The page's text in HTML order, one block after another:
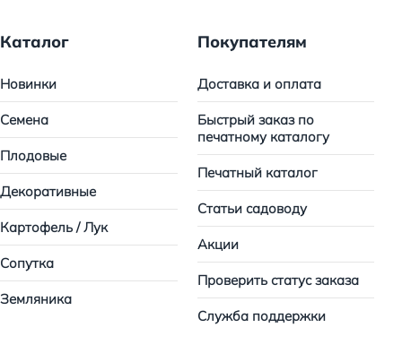
Каталог
Новинки
Семена
Плодовые
Декоративные
Картофель / Лук
Сопутка
Земляника
Покупателям
Доставка и оплата
Быстрый заказ по
печатному каталогу
Печатный каталог
Статьи садоводу
Акции
Проверить статус заказа
Служба поддержки